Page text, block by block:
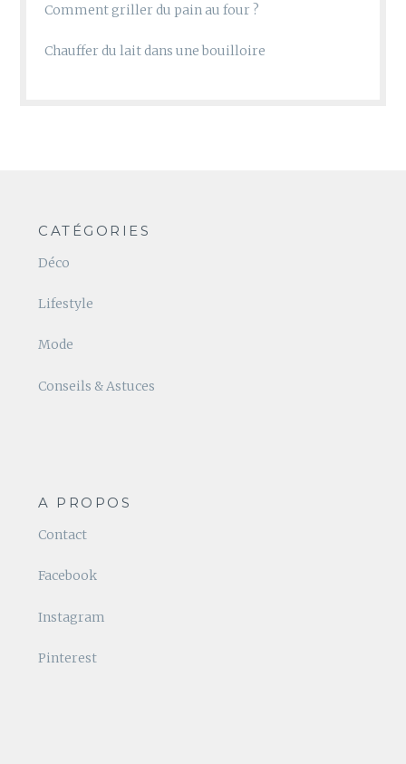
Comment griller du pain au four ?
Chauffer du lait dans une bouilloire
CATÉGORIES
Déco
Lifestyle
Mode
Conseils & Astuces
A PROPOS
Contact
Facebook
Instagram
Pinterest